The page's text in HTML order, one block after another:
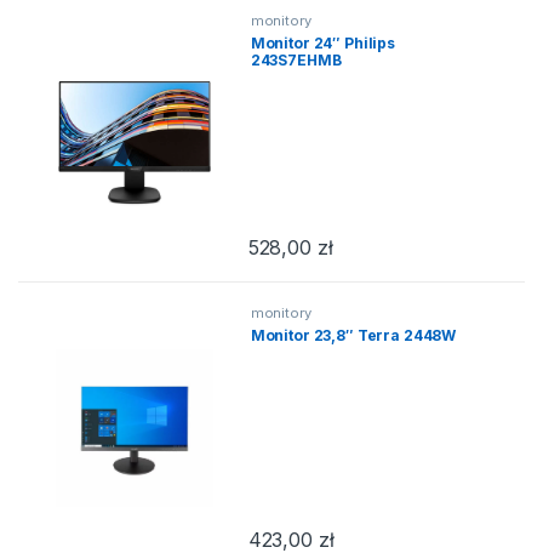
monitory
Monitor 24″ Philips
243S7EHMB
528,00 zł
monitory
Monitor 23,8″ Terra 2448W
423,00 zł